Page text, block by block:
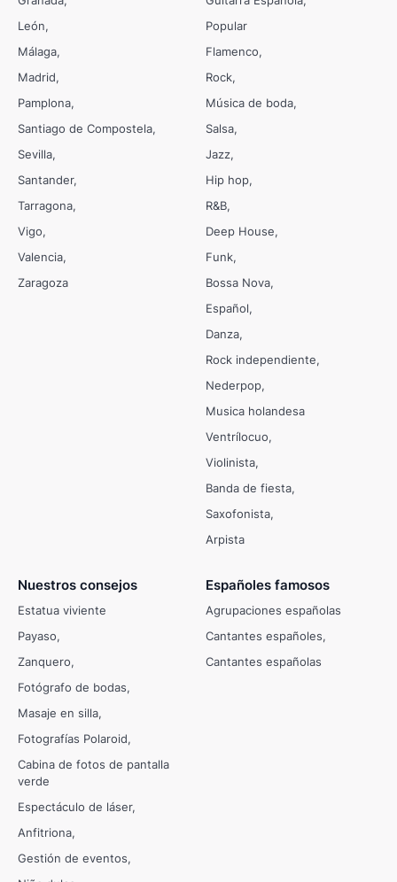
León
Málaga
Madrid
Pamplona
Santiago de Compostela
Sevilla
Santander
Tarragona
Vigo
Valencia
Zaragoza
Popular
Flamenco
Rock
Música de boda
Salsa
Jazz
Hip hop
R&B
Deep House
Funk
Bossa Nova
Español
Danza
Rock independiente
Nederpop
Musica holandesa
Ventrílocuo
Violinista
Banda de fiesta
Saxofonista
Arpista
Nuestros consejos
Estatua viviente
Payaso
Zanquero
Fotógrafo de bodas
Masaje en silla
Fotografías Polaroid
Cabina de fotos de pantalla
verde
Espectáculo de láser
Anfitriona
Gestión de eventos
Españoles famosos
Agrupaciones españolas
Cantantes españoles
Cantantes españolas